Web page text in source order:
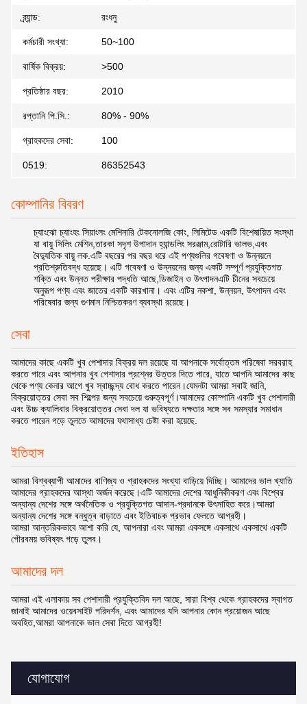
যোগাযোগ
ব্র্যান্ড: রংধনু
কর্মচারী সংখ্যা: 50~100
বার্ষিক বিক্রয়: >500
প্রতিষ্ঠার বছর: 2010
রপ্তানি পি.সি.: 80% - 90%
গ্রাহকদের সেবা: 100
0519: 86352543
কোম্পানির বিবরণ
চ্যাংঝো চ্যাংহং সিয়াংলং মেশিনারি টেকনোলজি কোং, লিমিটেড একটি বিশেষায়িত সংস্থা
যা বায়ু সিলিং মেশিন,তারকা সদৃশ উপাদান হ্যান্ডলিং সরঞ্জাম,রোটারি ভালভ,এবং
বৈদ্যুতিক বায়ু লক.এটি বছরের পর বছর ধরে এই পণ্যগুলির গবেষণা ও উন্নয়নে
প্রতিশ্রুতিবদ্ধ হয়েছে। এটি গবেষণা ও উন্নয়নের জন্য একটি সম্পূর্ণ প্রযুক্তিগত
শক্তি এবং উন্নত পরীক্ষার পদ্ধতি আছে,ডিজাইন ও উৎপাদনএটি চীনের সবচেয়ে
অনুরূপ পণ্য এবং জাতের একটি কারখানা। এবং এটির নকশা, উন্নয়ন, উৎপাদন এবং
পরিষেবার জন্য গুণমান নিশ্চিতকরণ ব্যবস্থা রয়েছে।
সেবা
আমাদের কাছে একটি খুব পেশাদার বিক্রয় দল রয়েছে যা আপনাকে সর্বোত্তম পরিষেবা সরবরাহ
করতে পারে এবং আপনার খুব পেশাদার প্রশ্নের উত্তর দিতে পারে, যাতে আপনি আমাদের কাছ
থেকে পণ্য কেনার আগে খুব স্বাচ্ছন্দ্য বোধ করতে পারেন।যেমনটা আমরা সবাই জানি,
বিক্রয়োত্তর সেবা সব শিল্পের জন্য সবচেয়ে গুরুত্বপূর্ণ।আমাদের কোম্পানি একটি খুব পেশাদারী
এবং উচ্চ ক্যালিবার বিক্রয়োত্তর সেবা দল যা ভবিষ্যতে দক্ষতার সঙ্গে সব সমস্যার সমাধান
করতে পারেন গড়ে তুলতে আমাদের যথাসাধ্য চেষ্টা করা হয়েছে.
ইতিহাস
আমরা বিশ্বব্যাপী আমাদের বাণিজ্য ও গ্রাহকদের সংখ্যা বাড়িয়ে দিচ্ছি। আমাদের ভাল খ্যাতি
আমাদের গ্রাহকদের আস্থা অর্জন করেছে।এটি আমাদের দেশের আধুনিকীকরণ এবং বিশ্বের
অন্যান্য দেশের সঙ্গে অর্থনৈতিক ও প্রযুক্তিগত আদান-প্রদানকে উৎসাহিত করে।আমরা
অন্যান্য দেশের সঙ্গে বন্ধুত্ব বাড়াতে এবং ইতিবাচক প্রভাব ফেলতে আগ্রহী।
আমরা আন্তরিকভাবে আশা করি যে, আপনারা এবং আমরা একসঙ্গে একসাথে একসাথে একটি
গৌরবময় ভবিষ্যৎ গড়ে তুলব।
আমাদের দল
আমরা এই এলাকায় সব পেশাদারী প্রযুক্তিবিদ দল আছে, সারা বিশ্ব থেকে গ্রাহকদের স্বাগত
জানাই আমাদের ওয়েবসাইট পরিদর্শন, এবং আমাদের যদি আপনার কোন প্রয়োজন আছে
অবহিত,আমরা আপনাকে ভাল সেবা দিতে আগ্রহী!